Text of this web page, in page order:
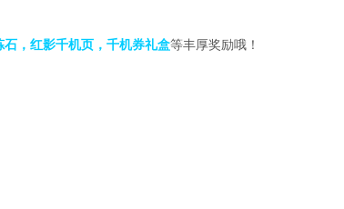
，红影千机页，千机券礼盒等丰厚奖励哦！